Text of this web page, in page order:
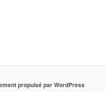
propulsé par WordPress